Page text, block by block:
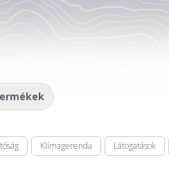
Klímagerenda Látogatások